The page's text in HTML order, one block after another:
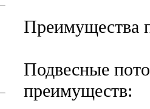
Преимущества
Подвесные
преимуществ: